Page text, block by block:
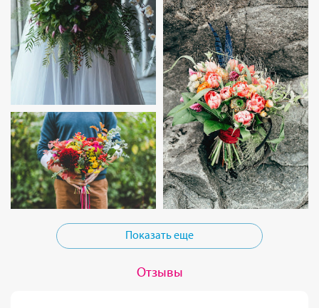
Показать еще
Отзывы